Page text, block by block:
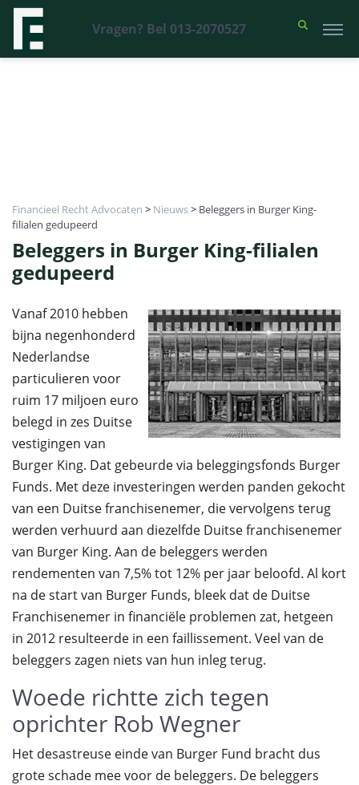
Vragen? Bel 013-2070527
Financieel Recht Advocaten > Nieuws> Beleggers in Burger King-
filialen gedupeerd
Beleggers in Burger King-filialen
gedupeerd
Vanaf 2010 hebben
bijna negenhonderd
Nederlandse
particulieren voor
ruim 17 miljoen euro
belegd in zes Duitse
vestigingen van
Burger King. Dat gebeurde via beleggingsfonds Burger
Funds. Met deze investeringen werden panden gekocht
van een Duitse franchisenemer, die vervolgens terug
werden verhuurd aan diezelfde Duitse franchisenemer
van Burger King. Aan de beleggers werden
rendementen van 7,5% tot 12% per jaar beloofd. Al kort
na de start van Burger Funds, bleek dat de Duitse
Franchisenemer in financiële problemen zat, hetgeen
in 2012 resulteerde in een faillissement. Veel van de
beleggers zagen niets van hun inleg terug.
Woede richtte zich tegen
oprichter Rob Wegner
Het desastreuse einde van Burger Fund bracht dus
grote schade mee voor de beleggers. De beleggers